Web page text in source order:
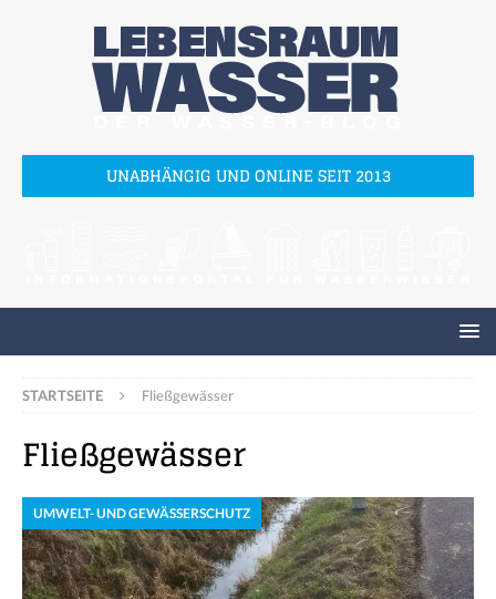
UNABHÄNGIG UND ONLINE SEIT 2013
STARTSEITE Fließgewässer
Fließgewässer
UMWELT- UND GEWÄSSERSCHUTZ